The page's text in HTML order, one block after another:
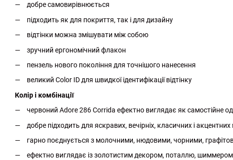
добре самовирівнюється
підходить як для покриття, так і для дизайну
відтінки можна змішувати між собою
зручний ергономічний флакон
пензель нового покоління для точнішого нанесення
великий Color ID для швидкої ідентифікації відтінку
Колір і комбінації
червоний Adore 286 Corrida ефектно виглядає як самостійне
добре підходить для яскравих, вечірніх, класичних і акцентних
гарно поєднується з молочними, нюдовими, чорними,
ефектно виглядає із золотистим декором, поталлю,